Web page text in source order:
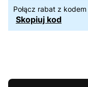
Połącz rabat z kodem
Skopiuj kod